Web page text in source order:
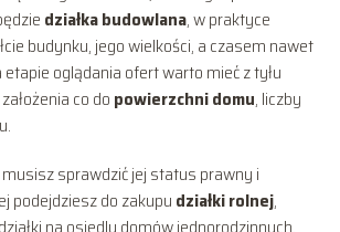
działka budowlana, w praktyce
budynku, jego wielkości, a czasem nawet
etapie oglądania ofert warto mieć z tyłu
co do powierzchni domu, liczby
musisz sprawdzić jej status prawny i
podejdziesz do zakupu działki rolnej,